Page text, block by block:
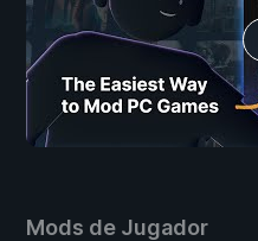
Mods de Jugador